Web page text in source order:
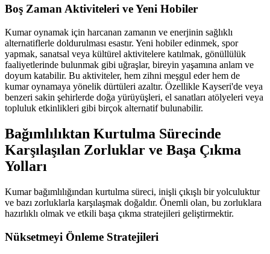
Boş Zaman Aktiviteleri ve Yeni Hobiler
Kumar oynamak için harcanan zamanın ve enerjinin sağlıklı
alternatiflerle doldurulması esastır. Yeni hobiler edinmek, spor
yapmak, sanatsal veya kültürel aktivitelere katılmak, gönüllülük
faaliyetlerinde bulunmak gibi uğraşlar, bireyin yaşamına anlam ve
doyum katabilir. Bu aktiviteler, hem zihni meşgul eder hem de
kumar oynamaya yönelik dürtüleri azaltır. Özellikle Kayseri'de veya
benzeri sakin şehirlerde doğa yürüyüşleri, el sanatları atölyeleri veya
topluluk etkinlikleri gibi birçok alternatif bulunabilir.
Bağımlılıktan Kurtulma Sürecinde
Karşılaşılan Zorluklar ve Başa Çıkma
Yolları
Kumar bağımlılığından kurtulma süreci, inişli çıkışlı bir yolculuktur
ve bazı zorluklarla karşılaşmak doğaldır. Önemli olan, bu zorluklara
hazırlıklı olmak ve etkili başa çıkma stratejileri geliştirmektir.
Nüksetmeyi Önleme Stratejileri